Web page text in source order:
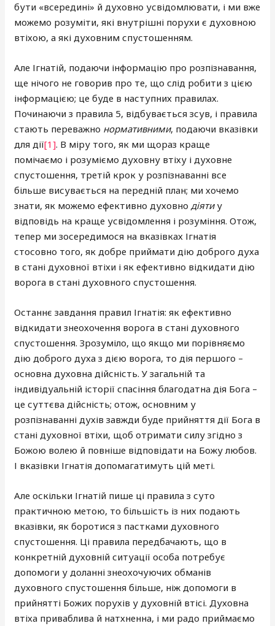
бути «всередині» й духовно усвідомлювати, і ми вже
можемо розуміти, які внутрішні порухи є духовною
втіхою, а які духовним спустошенням.
Але Ігнатій, подаючи інформацію про розпізнавання,
ще нічого не говорив про те, що слід робити з цією
інформацією; це буде в наступних правилах.
Починаючи з правила 5, відбувається зсув, і правила
стають переважно нормативними, подаючи вказівки
для дії[1]. В міру того, як ми щораз краще
помічаємо і розуміємо духовну втіху і духовне
спустошення, третій крок у розпізнаванні все
більше висувається на передній план; ми хочемо
знати, як можемо ефективно духовнодіятиу
відповідь на краще усвідомлення і розуміння. Отож,
тепер ми зосередимося на вказівках Ігнатія
стосовно того, як добре приймати дію доброго духа
в стані духовної втіхи і як ефективно відкидати дію
ворога в стані духовного спустошення.
Останнє завдання правил Ігнатія: як ефективно
відкидати знеохочення ворога в стані духовного
спустошення. Зрозуміло, що якщо ми порівняємо
дію доброго духа з дією ворога, то дія першого –
основна духовна дійсність. У загальній та
індивідуальній історії спасіння благодатна дія Бога –
це суттєва дійсність; отож, основним у
розпізнаванні духів завжди буде прийняття дії Бога в
стані духовної втіхи, щоб отримати силу згідно з
Божою волею й повніше відповідати на Божу любов.
І вказівки Ігнатія допомагатимуть цій меті.
Але оскільки Ігнатій пише ці правила з суто
практичною метою, то більшість із них подають
вказівки, як боротися з пастками духовного
спустошення. Ці правила передбачають, що в
конкретній духовній ситуації особа потребує
допомоги у доланні знеохочуючих обманів
духовного спустошення більше, ніж допомоги в
прийнятті Божих порухів у духовній втісі. Духовна
втіха приваблива й натхненна, і ми радо приймаємо